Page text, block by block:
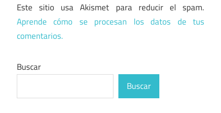
Este sitio usa Akismet para reducir el spam.
Aprende cómo se procesan los datos de tus
comentarios.
Buscar
Buscar